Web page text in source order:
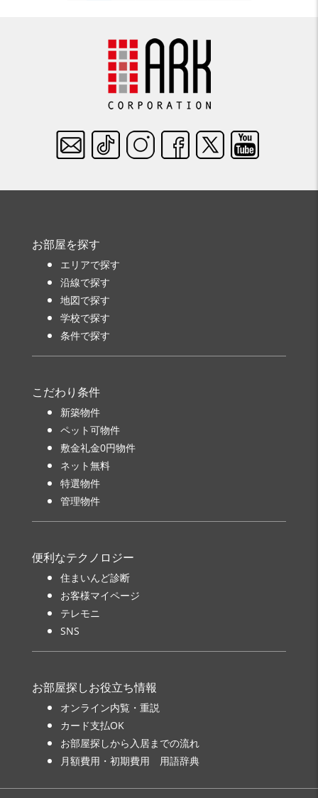
お部屋を探す
エリアで探す
沿線で探す
地図で探す
学校で探す
条件で探す
こだわり条件
新築物件
ペット可物件
敷金礼金0円物件
ネット無料
特選物件
管理物件
便利なテクノロジー
住まいんど診断
お客様マイページ
テレモニ
SNS
お部屋探しお役立ち情報
オンライン内覧・重説
カード支払OK
お部屋探しから入居までの流れ
月額費用・初期費用 用語辞典